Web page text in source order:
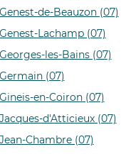
de-Beauzon (07)
Lachamp (07)
les-Bains (07)
(07)
en-Coiron (07)
d'Atticieux (07)
Chambre (07)